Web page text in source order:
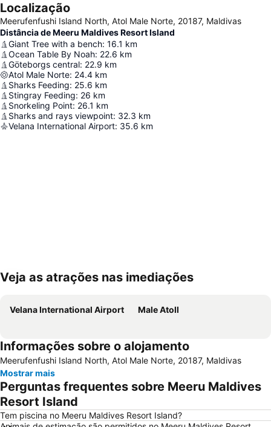
Localização
Meerufenfushi Island North, Atol Male Norte, 20187, Maldivas
Distância de Meeru Maldives Resort Island
Giant Tree with a bench: 16.1 km
Ocean Table By Noah: 22.6 km
Göteborgs central: 22.9 km
Atol Male Norte: 24.4 km
Sharks Feeding: 25.6 km
Stingray Feeding: 26 km
Snorkeling Point: 26.1 km
Sharks and rays viewpoint: 32.3 km
Velana International Airport: 35.6 km
Ampliar mapa
Veja as atrações nas imediações
Velana International Airport Male Atoll
Informações sobre o alojamento
Meerufenfushi Island North, Atol Male Norte, 20187, Maldivas
Mostrar mais
Perguntas frequentes sobre Meeru Maldives
Resort Island
Tem piscina no Meeru Maldives Resort Island?